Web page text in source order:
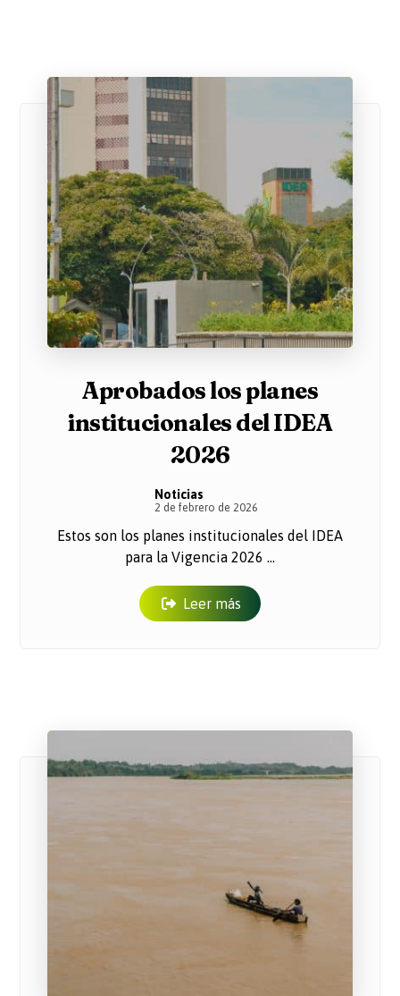
Aprobados los planes
institucionales del IDEA
2026
Noticias
2 de febrero de 2026
Estos son los planes institucionales del IDEA
para la Vigencia 2026 ...
Leer más